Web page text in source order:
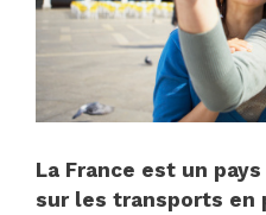
La France est un
sur les transports en